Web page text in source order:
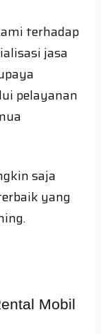
terhadap
jasa
pelayanan
saja
yang
Mobil